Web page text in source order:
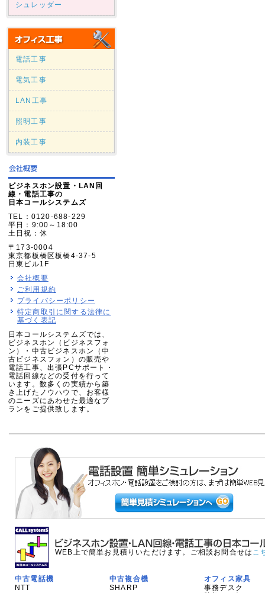
シュレッダー
電話工事
電気工事
LAN工事
照明工事
内装工事
ビジネスホン設置・LAN回
線・電話工事の
日本コールシステムズ
TEL：0120-688-229
平日：9:00～18:00
土日祝：休
〒173-0004
東京都板橋区板橋4-37-5
日東ビル1F
会社概要
ご利用規約
プライバシーポリシー
特定商取引に関する法律に
基づく表記
日本コールシステムズでは、
ビジネスホン（ビジネスフォ
ン）・中古ビジネスホン（中
古ビジネスフォン）の販売や
電話工事、出張PCサポート・
電話回線などの受付を行って
います。数多くの実績から築
き上げたノウハウで、お客様
のニーズにあわせた最適なプ
ランをご提供致します。
WEB上で簡単お見積りいただけます。ご相談お問合せは こ
中古電話機
NTT
中古複合機
SHARP
オフィス家具
事務デスク